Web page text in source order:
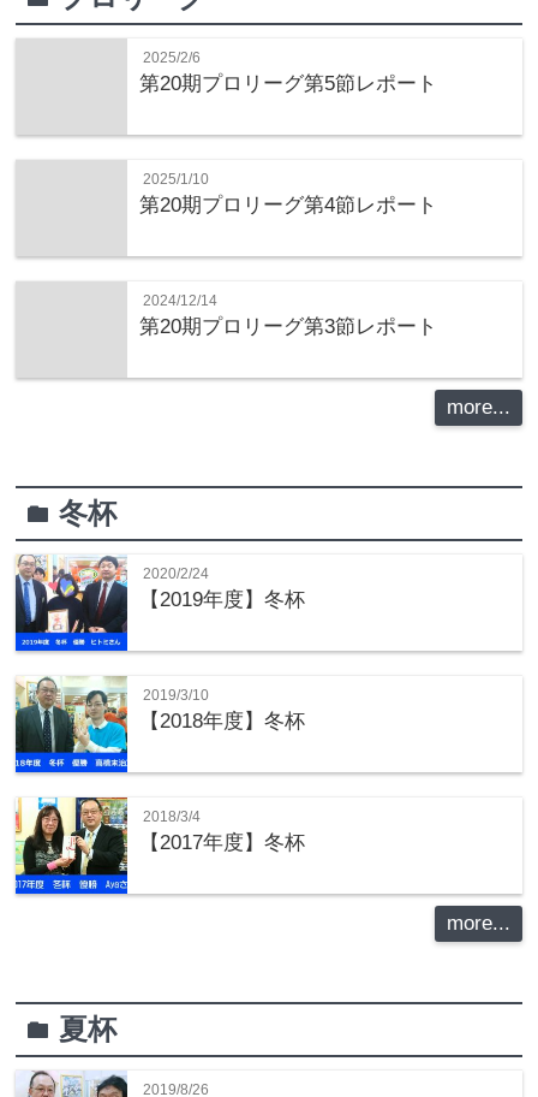
2025/2/6
第20期プロリーグ第5節レポート
2025/1/10
第20期プロリーグ第4節レポート
2024/12/14
第20期プロリーグ第3節レポート
more...
folder冬杯
2020/2/24
【2019年度】冬杯
2019/3/10
【2018年度】冬杯
2018/3/4
【2017年度】冬杯
more...
folder 夏杯
2019/8/26